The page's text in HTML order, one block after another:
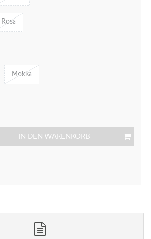
Rosa
Mokka
IN DEN WARENKORB